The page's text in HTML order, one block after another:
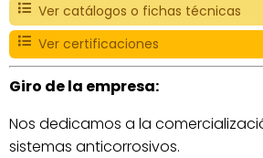
Ver catálogos o fichas técnicas
Ver certificaciones
Giro de la empresa:
Nos dedicamos a la
sistemas anticorrosivos.